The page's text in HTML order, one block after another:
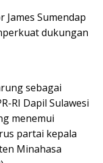
James Sumendap
dukungan
sebagai
RI Dapil Sulawesi
menemui
partai kepala
Minahasa